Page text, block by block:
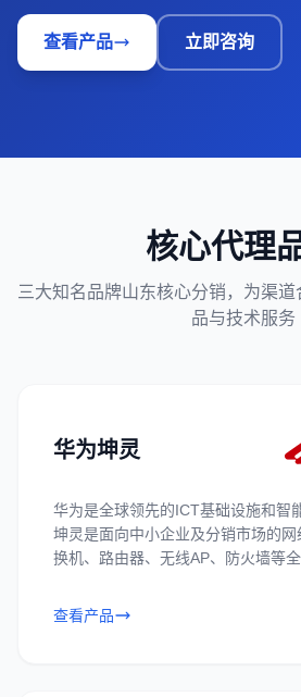
查看产品 立即咨询
核心代理
三大知名品牌山东核心分销，为渠
品与技术服务
华为坤灵
华为是全球领先的ICT基础设施和智
坤灵是面向中小企业及分销市场的
换机、路由器、无线AP、防火墙等全
查看产品